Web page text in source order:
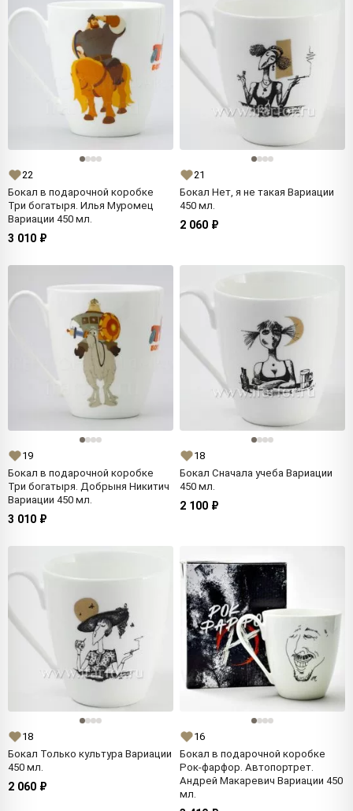
22
Бокал в подарочной коробке
Три богатыря. Илья Муромец
Вариации 450 мл.
3 010 ₽
21
Бокал Нет, я не такая Вариации
450 мл.
2 060 ₽
19
Бокал в подарочной коробке
Три богатыря. Добрыня Никитич
Вариации 450 мл.
3 010 ₽
18
Бокал Сначала учеба Вариации
450 мл.
2 100 ₽
18
Бокал Только культура Вариации
450 мл.
2 060 ₽
16
Бокал в подарочной коробке
Рок-фарфор. Автопортрет.
Андрей Макаревич Вариации 450
мл.